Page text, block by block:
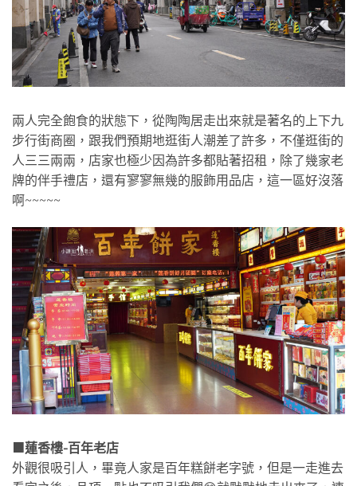
兩人完全飽食的狀態下，從陶陶居走出來就是著名的上下九
步行街商圈，跟我們預期地逛街人潮差了許多，不僅逛街的
人三三兩兩，店家也極少因為許多都貼著招租，除了幾家老
牌的伴手禮店，還有寥寥無幾的服飾用品店，這一區好沒落
啊~~~~~
🟧蓮香樓-百年老店
外觀很吸引人，畢竟人家是百年糕餅老字號，但是一走進去